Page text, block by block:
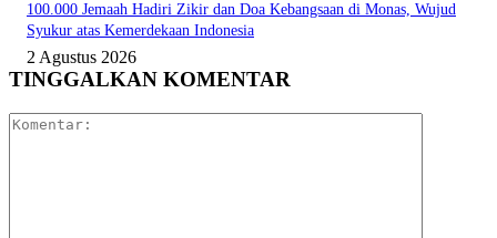
100.000 Jemaah Hadiri Zikir dan Doa Kebangsaan di Monas, Wujud
Syukur atas Kemerdekaan Indonesia
2 Agustus 2026
TINGGALKAN KOMENTAR